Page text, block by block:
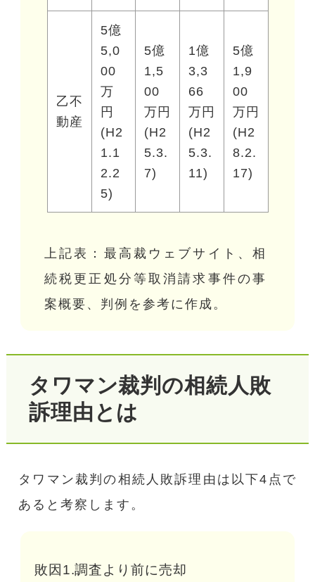
乙不
動産
5億
5,0
00
万
円
(H2
1.1
2.2
5)
5億
1,5
00
万円
(H2
5.3.
7)
1億
3,3
66
万円
(H2
5.3.
11)
5億
1,9
00
万円
(H2
8.2.
17)
上記表：最高裁ウェブサイト、相
続税更正処分等取消請求事件の事
案概要、判例を参考に作成。
タワマン裁判の相続人敗
訴理由とは
タワマン裁判の相続人敗訴理由は以下4点で
あると考察します。
敗因1.調査より前に売却